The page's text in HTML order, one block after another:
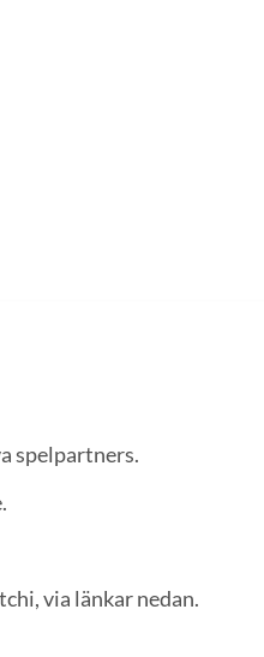
spelpartners.
via länkar nedan.